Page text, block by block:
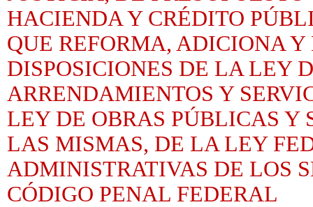
HACIENDA Y CRÉDITO
QUE REFORMA, ADICIONA
DISPOSICIONES DE LA LEY
ARRENDAMIENTOS Y
LEY DE OBRAS PÚBLICAS Y
LAS MISMAS, DE LA LEY
ADMINISTRATIVAS DE LOS
CÓDIGO PENAL FEDERAL